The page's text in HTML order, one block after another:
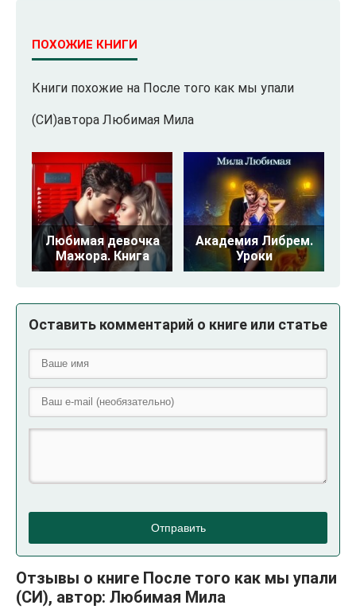
ПОХОЖИЕ КНИГИ
Книги похожие на После того как мы упали
(СИ)автора Любимая Мила
Любимая девочка
Мажора. Книга
Академия Либрем.
Уроки
Оставить комментарий о книге или статье
Отправить
Отзывы о книге После того как мы упали
(СИ), автор: Любимая Мила